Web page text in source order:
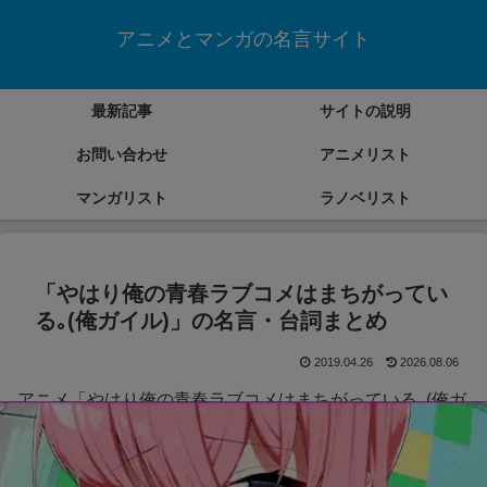
アニメとマンガの名言サイト
最新記事 サイトの説明
お問い合わせ アニメリスト
マンガリスト ラノベリスト
「やはり俺の青春ラブコメはまちがってい
る｡(俺ガイル)」の名言・台詞まとめ
2019.04.26 2026.08.06
アニメ「やはり俺の青春ラブコメはまちがっている｡(俺ガ
イル)」の名言・台詞をまとめていきます。